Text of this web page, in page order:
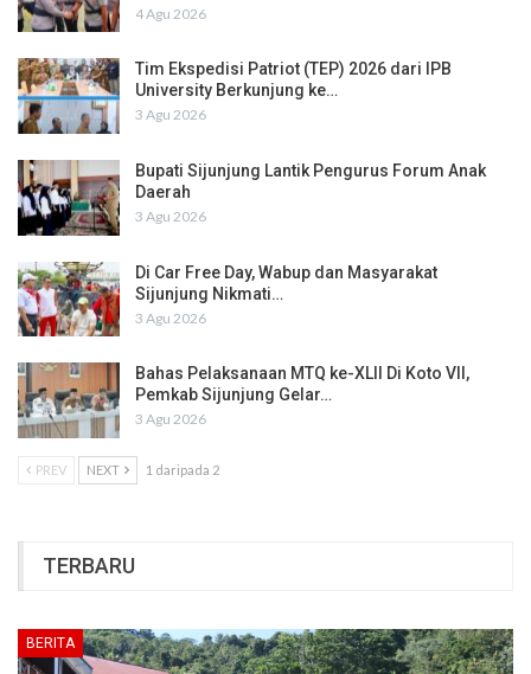
4 Agu 2026
Tim Ekspedisi Patriot (TEP) 2026 dari IPB
University Berkunjung ke…
3 Agu 2026
Bupati Sijunjung Lantik Pengurus Forum Anak
Daerah
3 Agu 2026
Di Car Free Day, Wabup dan Masyarakat
Sijunjung Nikmati…
3 Agu 2026
Bahas Pelaksanaan MTQ ke-XLII Di Koto VII,
Pemkab Sijunjung Gelar…
3 Agu 2026
PREV NEXT 1 daripada 2
TERBARU
BERITA